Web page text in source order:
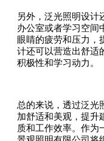
另外，泛光照明设计
办公室或者学习空间
眼睛的疲劳和压力，
计还可以营造出舒适
积极性和学习动力。
总的来说，透过泛光
加舒适和美观，提升
质和工作效率。作为